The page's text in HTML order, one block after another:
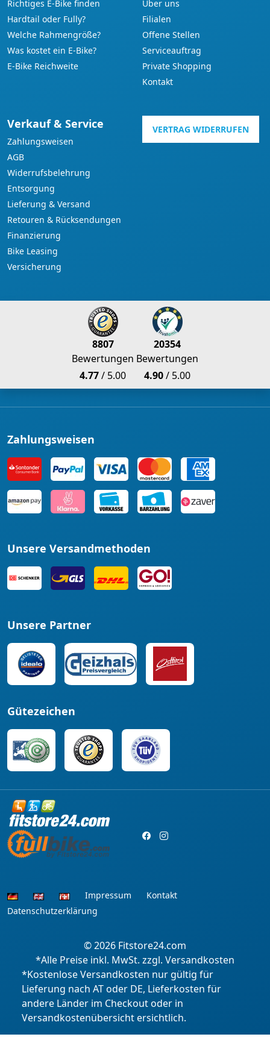
Richtiges E-Bike finden
Hardtail oder Fully?
Welche Rahmengröße?
Was kostet ein E-Bike?
E-Bike Reichweite
Über uns
Filialen
Offene Stellen
Serviceauftrag
Private Shopping
Kontakt
Verkauf & Service
Zahlungsweisen
AGB
Widerrufsbelehrung
Entsorgung
Lieferung & Versand
Retouren & Rücksendungen
Finanzierung
Bike Leasing
Versicherung
VERTRAG WIDERRUFEN
8807
Bewertungen
4.77/ 5.00
20354
Bewertungen
4.90/ 5.00
Zahlungsweisen
Unsere Versandmethoden
Unsere Partner
Gütezeichen
Impressum
Kontakt
Datenschutzerklärung
© 2026 Fitstore24.com
*Alle Preise inkl. MwSt. zzgl. Versandkosten
*Kostenlose Versandkosten nur gültig für
Lieferung nach AT oder DE, Lieferkosten für
andere Länder im Checkout oder in
Versandkostenübersicht ersichtlich.